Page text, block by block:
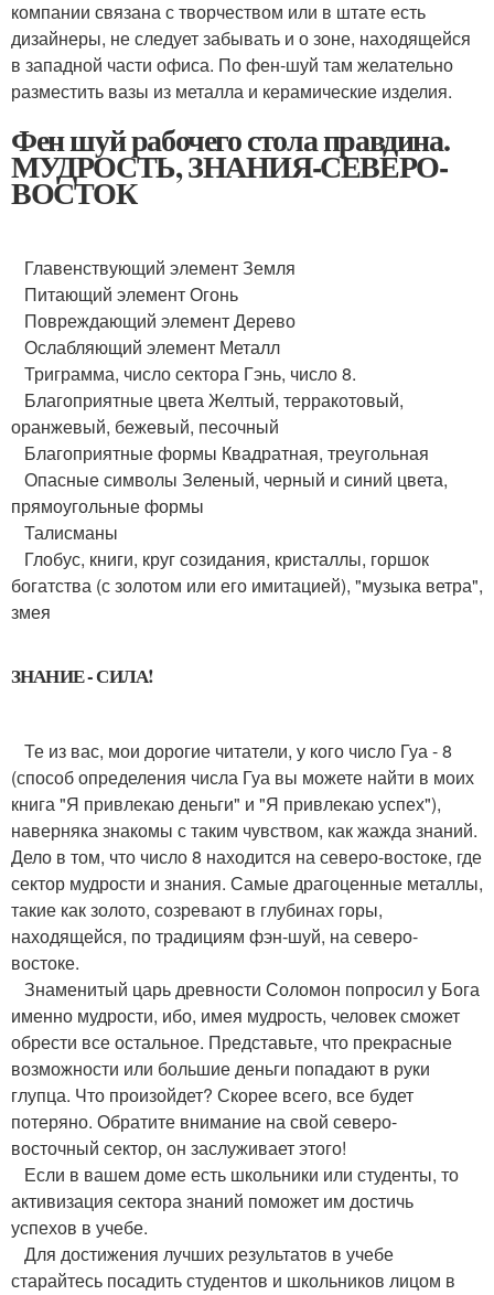
компании связана с творчеством или в штате есть
дизайнеры, не следует забывать и о зоне, находящейся
в западной части офиса. По фен-шуй там желательно
разместить вазы из металла и керамические изделия.
Фен шуй рабочего стола правдина.
МУДРОСТЬ, ЗНАНИЯ-СЕВЕРО-
ВОСТОК
Главенствующий элемент Земля
Питающий элемент Огонь
Повреждающий элемент Дерево
Ослабляющий элемент Металл
Триграмма, число сектора Гэнь, число 8.
Благоприятные цвета Желтый, терракотовый,
оранжевый, бежевый, песочный
Благоприятные формы Квадратная, треугольная
Опасные символы Зеленый, черный и синий цвета,
прямоугольные формы
Талисманы
Глобус, книги, круг созидания, кристаллы, горшок
богатства (с золотом или его имитацией), "музыка ветра",
змея
ЗНАНИЕ - СИЛА!
Те из вас, мои дорогие читатели, у кого число Гуа - 8
(способ определения числа Гуа вы можете найти в моих
книга "Я привлекаю деньги" и "Я привлекаю успех"),
наверняка знакомы с таким чувством, как жажда знаний.
Дело в том, что число 8 находится на северо-востоке, где
сектор мудрости и знания. Самые драгоценные металлы,
такие как золото, созревают в глубинах горы,
находящейся, по традициям фэн-шуй, на северо-
востоке.
Знаменитый царь древности Соломон попросил у Бога
именно мудрости, ибо, имея мудрость, человек сможет
обрести все остальное. Представьте, что прекрасные
возможности или большие деньги попадают в руки
глупца. Что произойдет? Скорее всего, все будет
потеряно. Обратите внимание на свой северо-
восточный сектор, он заслуживает этого!
Если в вашем доме есть школьники или студенты, то
активизация сектора знаний поможет им достичь
успехов в учебе.
Для достижения лучших результатов в учебе
старайтесь посадить студентов и школьников лицом в